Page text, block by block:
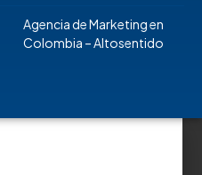
Agencia de Marketing en
Colombia – Altosentido